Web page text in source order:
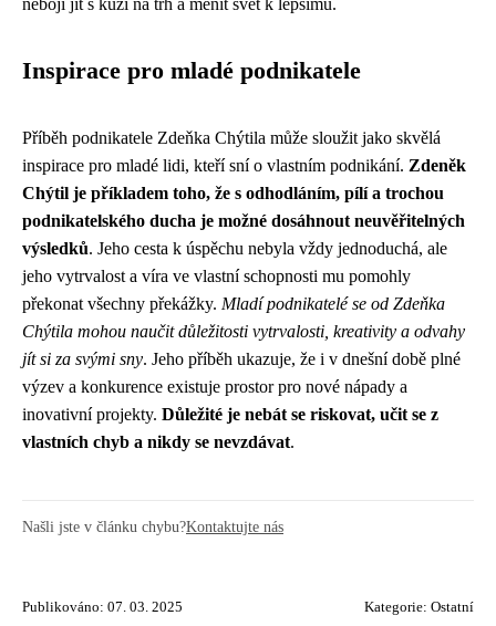
nebojí jít s kůží na trh a měnit svět k lepšímu.
Inspirace pro mladé podnikatele
Příběh podnikatele Zdeňka Chýtila může sloužit jako skvělá
inspirace pro mladé lidi, kteří sní o vlastním podnikání. Zdeněk
Chýtil je příkladem toho, že s odhodláním, pílí a trochou
podnikatelského ducha je možné dosáhnout neuvěřitelných
výsledků. Jeho cesta k úspěchu nebyla vždy jednoduchá, ale
jeho vytrvalost a víra ve vlastní schopnosti mu pomohly
překonat všechny překážky. Mladí podnikatelé se od Zdeňka
Chýtila mohou naučit důležitosti vytrvalosti, kreativity a odvahy
jít si za svými sny. Jeho příběh ukazuje, že i v dnešní době plné
výzev a konkurence existuje prostor pro nové nápady a
inovativní projekty. Důležité je nebát se riskovat, učit se z
vlastních chyb a nikdy se nevzdávat.
Našli jste v článku chybu?Kontaktujte nás
Publikováno: 07. 03. 2025 Kategorie: Ostatní